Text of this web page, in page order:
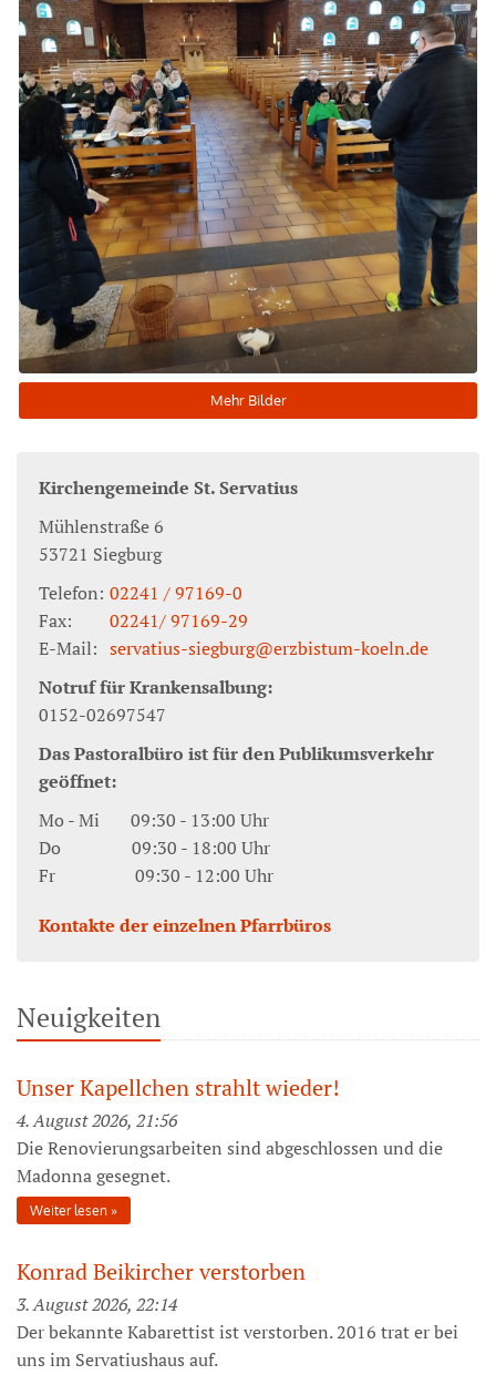
Mehr Bilder
Kirchengemeinde St. Servatius
Mühlenstraße 6
53721 Siegburg
Telefon: 02241 / 97169-0
Fax:
02241/ 97169-29
E-Mail: servatius-siegburg@erzbistum-koeln.de
Notruf für Krankensalbung:
0152-02697547
Das Pastoralbüro ist für den Publikumsverkehr
geöffnet:
Mo - Mi 09:30 - 13:00 Uhr
Do 09:30 - 18:00 Uhr
Fr 09:30 - 12:00 Uhr
Kontakte der einzelnen Pfarrbüros
Neuigkeiten
Unser Kapellchen strahlt wieder!
4. August 2026, 21:56
Die Renovierungsarbeiten sind abgeschlossen und die
Madonna gesegnet.
Weiter lesen
Konrad Beikircher verstorben
3. August 2026, 22:14
Der bekannte Kabarettist ist verstorben. 2016 trat er bei
uns im Servatiushaus auf.